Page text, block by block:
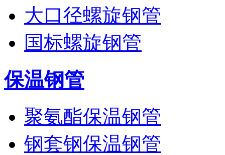
大口径螺旋钢管
国标螺旋钢管
保温钢管
聚氨酯保温钢管
钢套钢保温钢管